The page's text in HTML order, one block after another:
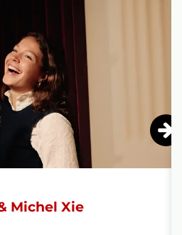
Michel Xie